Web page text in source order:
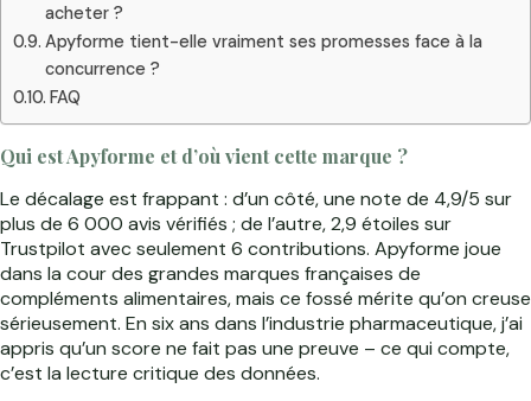
acheter ?
Apyforme tient-elle vraiment ses promesses face à la
concurrence ?
FAQ
Qui est Apyforme et d’où vient cette marque ?
Le décalage est frappant : d’un côté, une note de 4,9/5 sur
plus de 6 000 avis vérifiés ; de l’autre, 2,9 étoiles sur
Trustpilot avec seulement 6 contributions. Apyforme joue
dans la cour des grandes marques françaises de
compléments alimentaires, mais ce fossé mérite qu’on creuse
sérieusement. En six ans dans l’industrie pharmaceutique, j’ai
appris qu’un score ne fait pas une preuve – ce qui compte,
c’est la lecture critique des données.